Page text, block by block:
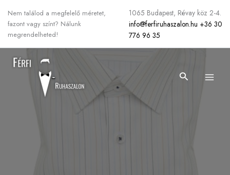
Nem találod a megfelelő méretet,
fazont vagy színt? Nálunk
megrendelheted!
1065 Budapest, Révay köz 2-4.
info@ferfiruhaszalon.hu +36 30
776 96 35
Search